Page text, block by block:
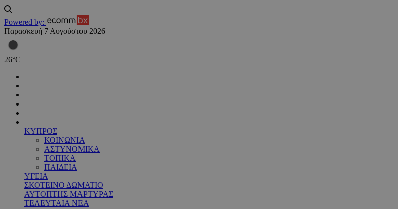
Powered by:
Παρασκευή 7 Αυγούστου 2026
26°C
ΚΥΠΡΟΣ
ΚΟΙΝΩΝΙΑ
ΑΣΤΥΝΟΜΙΚΑ
ΤΟΠΙΚΑ
ΠΑΙΔΕΙΑ
ΥΓΕΙΑ
ΣΚΟΤΕΙΝΟ ΔΩΜΑΤΙΟ
ΑΥΤΟΠΤΗΣ ΜΑΡΤΥΡΑΣ
ΤΕΛΕΥΤΑΙΑ ΝΕΑ